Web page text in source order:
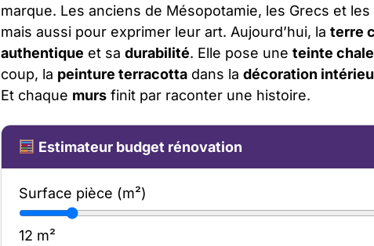
marque. Les anciens de Mésopotamie, les Grecs et
mais aussi pour exprimer leur art. Aujourd’hui, la terre
authentique et sa durabilité. Elle pose une teinte
coup, la peinture terracotta dans la décoration
Et chaque murs finit par raconter une histoire.
Estimateur budget rénovation
Surface pièce (m²)
12 m²